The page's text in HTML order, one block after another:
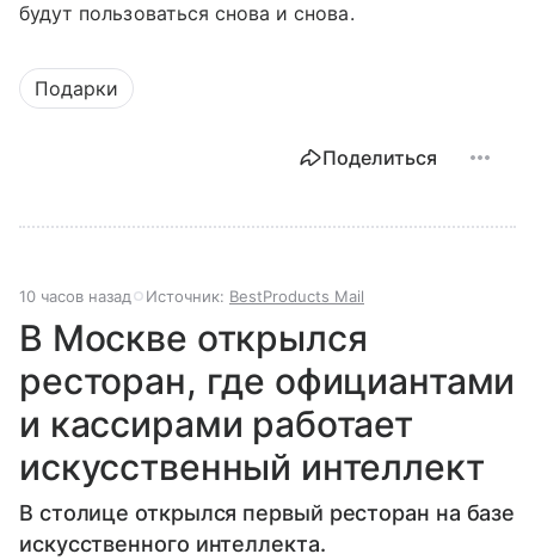
будут пользоваться снова и снова.
Подарки
Поделиться
10 часов назад Источник: BestProducts Mail
В Москве открылся
ресторан, где официантами
и кассирами работает
искусственный интеллект
В столице открылся первый ресторан на базе
искусственного интеллекта.